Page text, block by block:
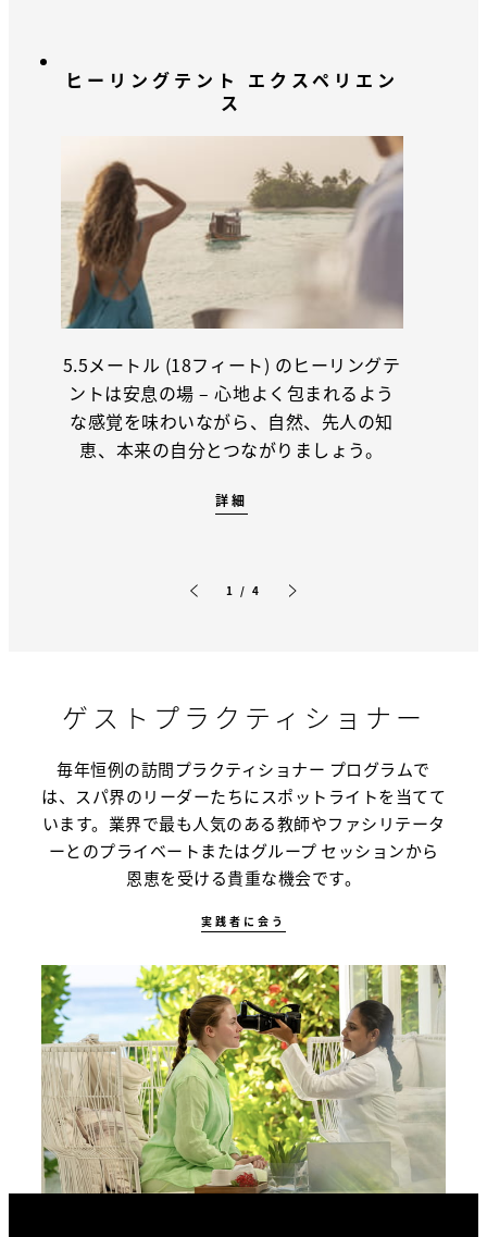
ヒーリングテント エクスペリエン
ス
5.5メートル (18フィート) のヒーリングテ
ントは安息の場 – 心地よく包まれるよう
な感覚を味わいながら、自然、先人の知
恵、本来の自分とつながりましょう。
詳細
1 / 4
ゲストプラクティショナー
毎年恒例の訪問プラクティショナー プログラムで
は、スパ界のリーダーたちにスポットライトを当てて
います。業界で最も人気のある教師やファシリテータ
ーとのプライベートまたはグループ セッションから
恩恵を受ける貴重な機会です。
実践者に会う